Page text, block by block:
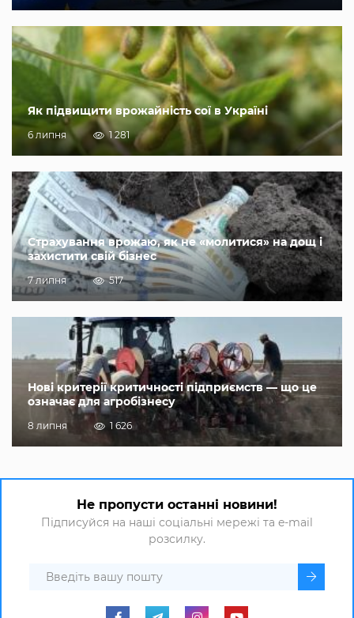
Як підвищити врожайність сої в Україні
6 липня 1 281
Страхування врожаю, як не «молитися» на дощ і
захистити свій бізнес
7 липня 517
Нові критерії критичності підприємств — що це
означає для агробізнесу
8 липня 1 626
Не пропусти останні новини!
Підписуйся на наші соціальні мережі та e-mail
розсилку.